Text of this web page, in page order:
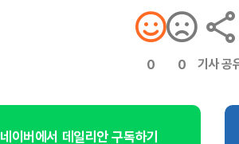
0 0 기사 공
네이버에서 데일리안 구독하기